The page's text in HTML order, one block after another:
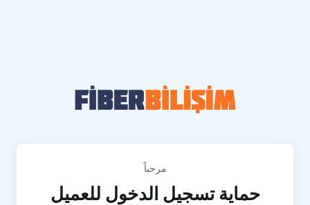
مرحباً
حماية تسجيل الدخول للعميل